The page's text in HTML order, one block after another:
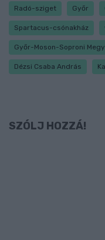
Radó-sziget Győr
Spartacus-csónakház
Győr-Moson-Soproni
Dézsi Csaba András
SZÓLJ HOZZÁ!